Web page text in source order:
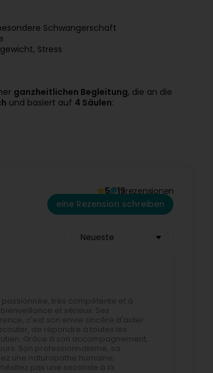
Schwangerschaft
Stress
ganzheitlichen Begleitung, die an die
und basiert auf 4 Säulen:
Angebot zu dir passt. 5 19rezensionen
eine Rezension schreiben
Neueste
très compétente et à
et sérieux. Ses
c'est son envie sincère d'aider
de répondre à toutes les
Grâce à son accompagnement,
Son professionnalisme, sa
une naturopathe humaine,
pas une seconde à la